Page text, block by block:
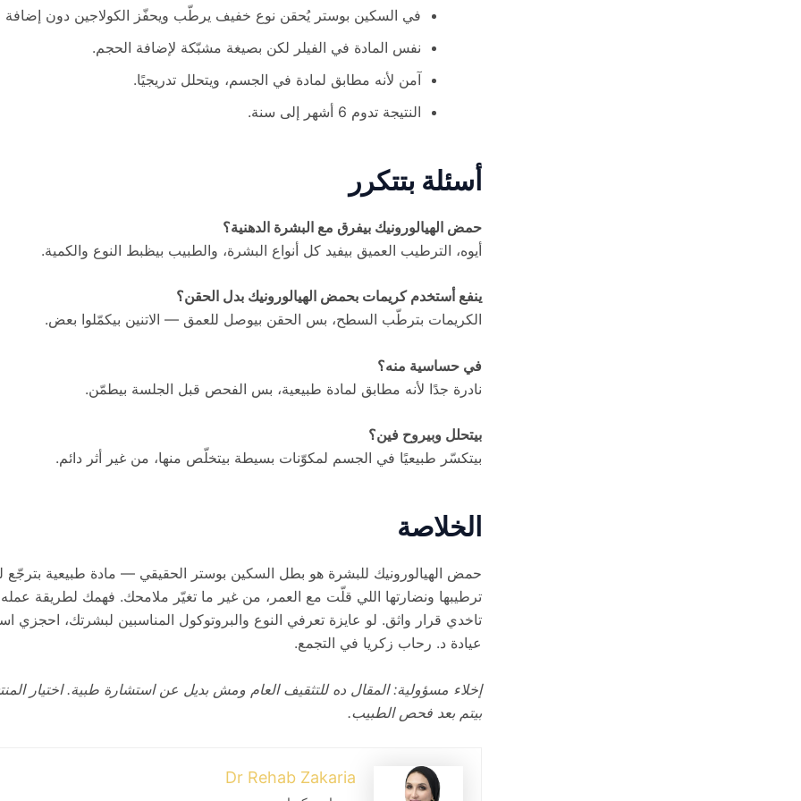
في السكين بوستر يُحقن نوع خفيف يرطّب ويحفّز الكولاجين دون
نفس المادة في الفيلر لكن بصيغة مشبّكة لإضافة الحجم.
آمن لأنه مطابق لمادة في الجسم، ويتحلل تدريجيًا.
النتيجة تدوم 6 أشهر إلى سنة.
أسئلة بتتكرر
حمض الهيالورونيك بيفرق مع البشرة الدهنية؟
أيوه، الترطيب العميق بيفيد كل أنواع البشرة، والطبيب بيظبط النوع والكمية.
ينفع أستخدم كريمات بحمض الهيالورونيك بدل الحقن؟
الكريمات بترطّب السطح، بس الحقن بيوصل للعمق — الاتنين بيكمّلوا بعض.
في حساسية منه؟
نادرة جدًا لأنه مطابق لمادة طبيعية، بس الفحص قبل الجلسة بيطمّن.
بيتحلل وبيروح فين؟
بيتكسّر طبيعيًا في الجسم لمكوّنات بسيطة بيتخلّص منها، من غير أثر دائم.
الخلاصة
حمض الهيالورونيك للبشرة هو بطل السكين بوستر الحقيقي — مادة طبيعية بترجّع
ترطيبها ونضارتها اللي قلّت مع العمر، من غير ما تغيّر ملامحك. فهمك لطريقة
تاخدي قرار واثق. لو عايزة تعرفي النوع والبروتوكول المناسبين لبشرتك، احجزي
عيادة د. رحاب زكريا في التجمع.
إخلاء مسؤولية: المقال ده للتثقيف العام ومش بديل عن استشارة طبية. اختيار
بيتم بعد فحص الطبيب.
Dr Rehab Zakaria